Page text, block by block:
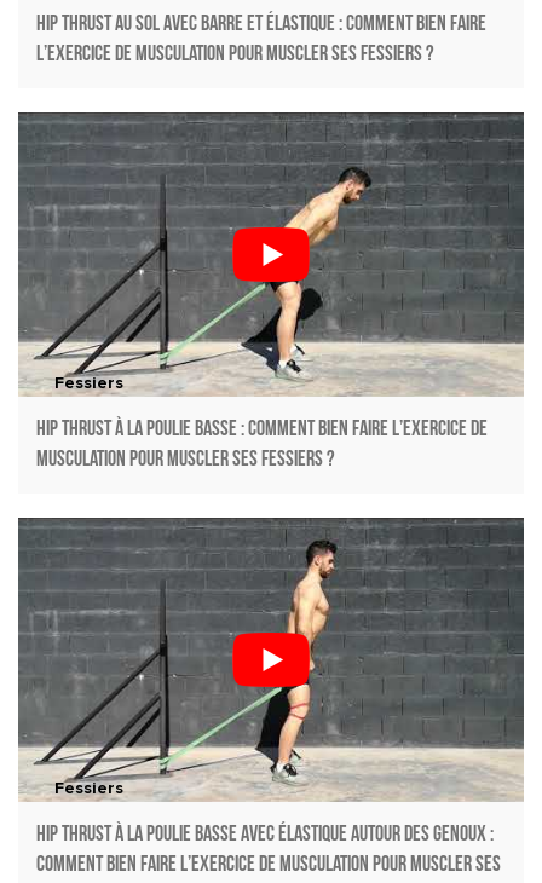
Hip thrust au sol avec barre et élastique : Comment bien faire
l’exercice de musculation pour muscler ses fessiers ?
Fessiers
Hip Thrust à la poulie basse : Comment bien faire l’exercice de
musculation pour muscler ses fessiers ?
Fessiers
Hip thrust à la poulie basse avec élastique autour des genoux :
Comment bien faire l’exercice de musculation pour muscler ses